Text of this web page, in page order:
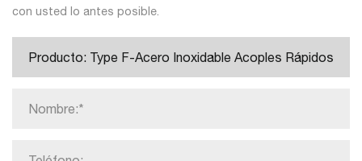
con usted lo antes posible.